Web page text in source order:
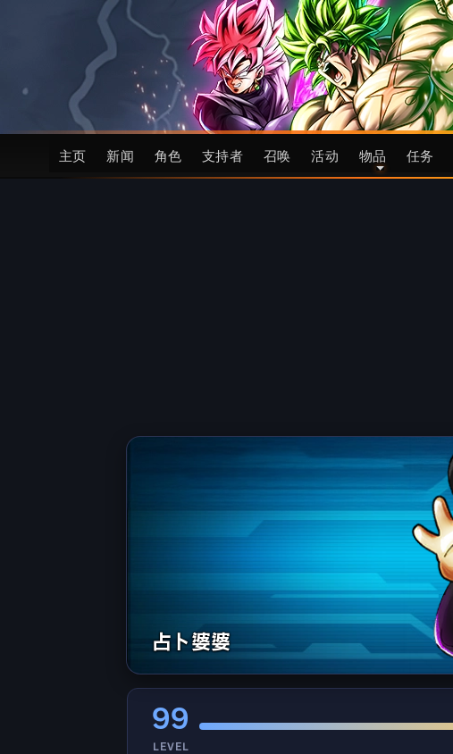
主页 新闻 角色 支持者 召唤 活动 物品 任务
占卜婆婆
99
LEVEL